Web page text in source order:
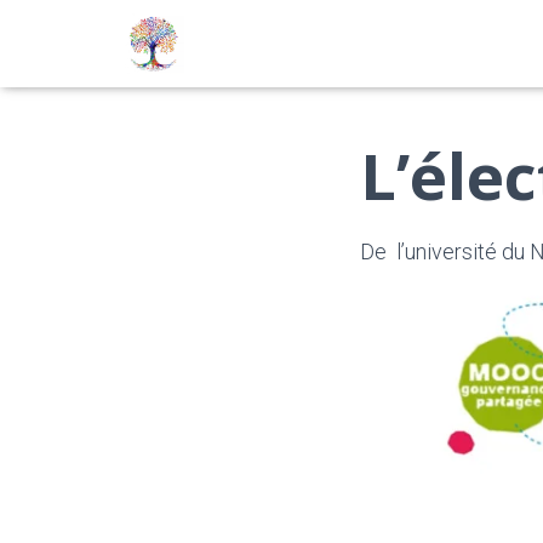
De l’université du